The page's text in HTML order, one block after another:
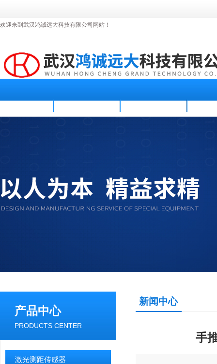
欢迎来到武汉鸿诚远大科技有限公司网站！
产品中心
PRODUCTS CENTER
激光测距传感器
新闻中心
手